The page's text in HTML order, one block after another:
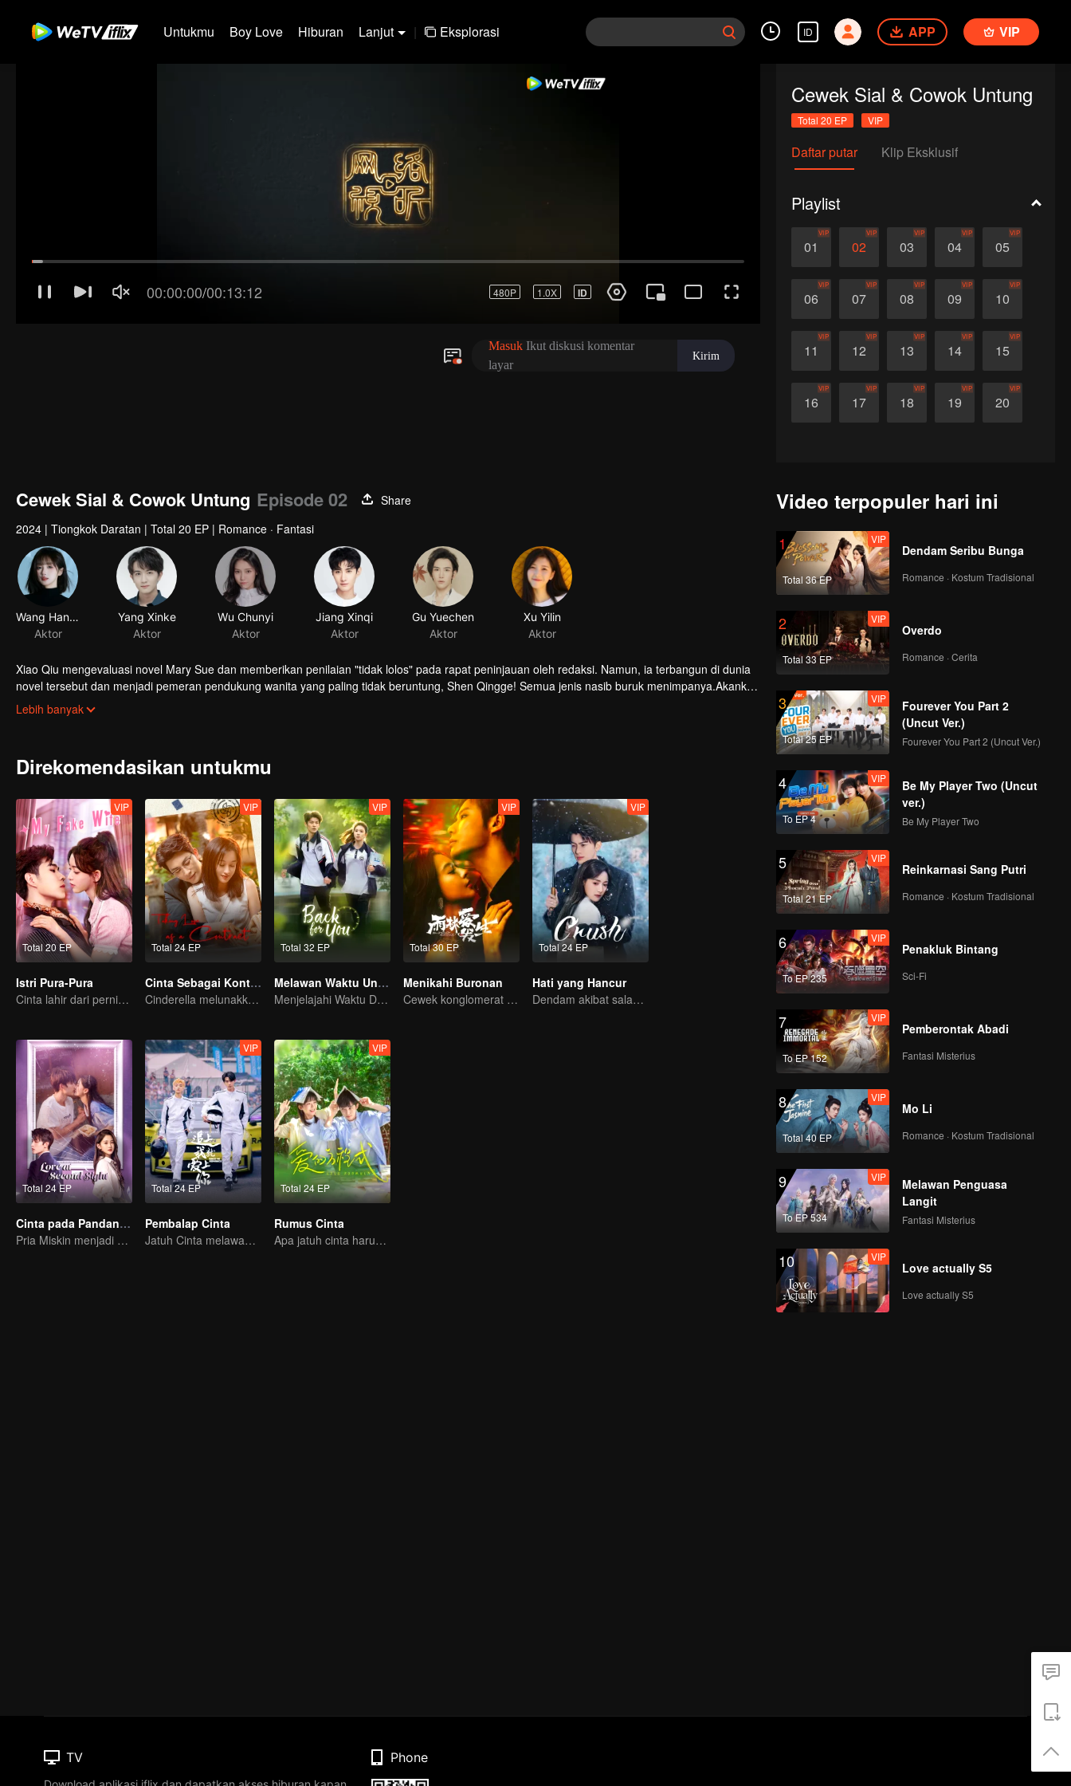
Untukmu Boy Love Hiburan Lanjut | Eksplorasi ID APP VIP
Cewek Sial & Cowok Untung
Total 20 EP VIP
Daftar putar Klip Eksklusif
Playlist
01
VIP
02
VIP
03
VIP
04
VIP
05
VIP
06
VIP
07
VIP
08
VIP
09
VIP
10
VIP
11
VIP
12
VIP
13
VIP
14
VIP
15
VIP
16
VIP
17
VIP
18
VIP
19
VIP
20
VIP
Cewek Sial & Cowok Untung Episode 02
Share
2024 | Tiongkok Daratan | Total 20 EP | Romance · Fantasi
Wang Han (diver)
Aktor
Yang Xinke
Aktor
Wu Chunyi
Aktor
Jiang Xinqi
Aktor
Gu Yuechen
Aktor
Xu Yilin
Aktor
Xiao Qiu mengevaluasi novel Mary Sue dan memberikan penilaian "tidak lolos" pada rapat peninjauan oleh redaksi. Namun, ia terbangun di dunia
novel tersebut dan menjadi pemeran pendukung wanita yang paling tidak beruntung, Shen Qingge! Semua jenis nasib buruk menimpanya.Akankah
dia memiliki kesempatan untuk melakukan perjalanan pulang?
Lebih banyak
Direkomendasikan untukmu
Total 20 EP
VIP
Istri Pura-Pura
Cinta lahir dari pernikahan pura-pura
Total 24 EP
VIP
Cinta Sebagai Kontrak
Cinderella melunakkan hati Pak CEO
Total 32 EP
VIP
Melawan Waktu Untukmu
Menjelajahi Waktu Demi Bertemu dengan Kamu~
Total 30 EP
VIP
Menikahi Buronan
Cewek konglomerat yang diburu cowok ganteng sampai ke pelaminan!
Total 24 EP
VIP
Hati yang Hancur
Dendam akibat salahpaham
Total 24 EP
Cinta pada Pandangan Kedua
Pria Miskin menjadi CEO untuk mengejar Mantannya
Total 24 EP
VIP
Pembalap Cinta
Jatuh Cinta melawan arus kecepatan, siapa yang suka duluan ya?
Total 24 EP
VIP
Rumus Cinta
Apa jatuh cinta harus pakai logika?
Video terpopuler hari ini
1
Total 36 EP
VIP
Dendam Seribu Bunga
Romance · Kostum Tradisional
2
Total 33 EP
VIP
Overdo
Romance · Cerita
3
Total 25 EP
VIP
Fourever You Part 2
(Uncut Ver.)
Fourever You Part 2 (Uncut Ver.)
4
To EP 4
VIP
Be My Player Two (Uncut
ver.)
Be My Player Two
5
Total 21 EP
VIP
Reinkarnasi Sang Putri
Romance · Kostum Tradisional
6
To EP 235
VIP
Penakluk Bintang
Sci-Fi
7
To EP 152
VIP
Pemberontak Abadi
Fantasi Misterius
8
Total 40 EP
VIP
Mo Li
Romance · Kostum Tradisional
9
To EP 534
VIP
Melawan Penguasa
Langit
Fantasi Misterius
10 VIP
Love actually S5
Love actually S5
TV Phone